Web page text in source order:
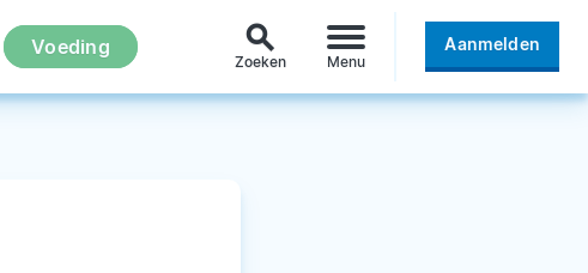
Voeding search
Zoeken Menu
Aanmelden